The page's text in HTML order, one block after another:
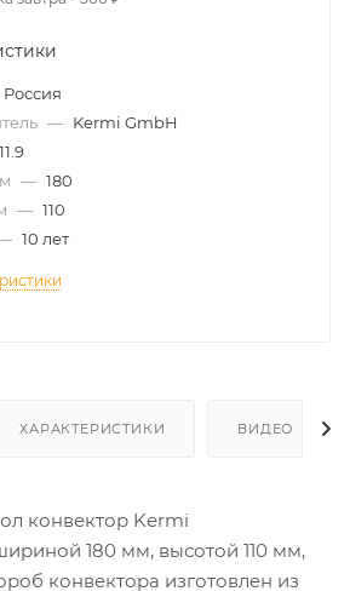
Россия
— Kermi GmbH
11.9
— 180
— 110
10 лет
ХАРАКТЕРИСТИКИ ВИДЕО
конвектор Kermi
шириной 180 мм, высотой 110 мм,
конвектора изготовлен из